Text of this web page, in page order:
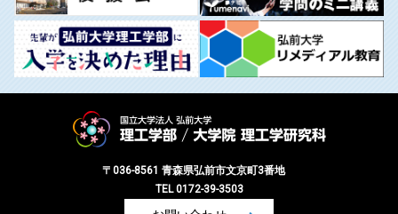
〒036-8561 青森県弘前市文京町3番地
TEL 0172-39-3503